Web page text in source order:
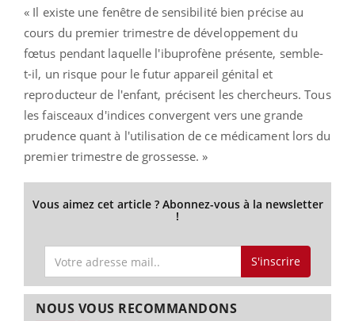
« Il existe une fenêtre de sensibilité bien précise au
cours du premier trimestre de développement du
fœtus pendant laquelle l'ibuprofène présente, semble-
t-il, un risque pour le futur appareil génital et
reproducteur de l'enfant, précisent les chercheurs. Tous
les faisceaux d'indices convergent vers une grande
prudence quant à l'utilisation de ce médicament lors du
premier trimestre de grossesse. »
Vous aimez cet article ? Abonnez-vous à la newsletter
!
S'inscrire
NOUS VOUS RECOMMANDONS